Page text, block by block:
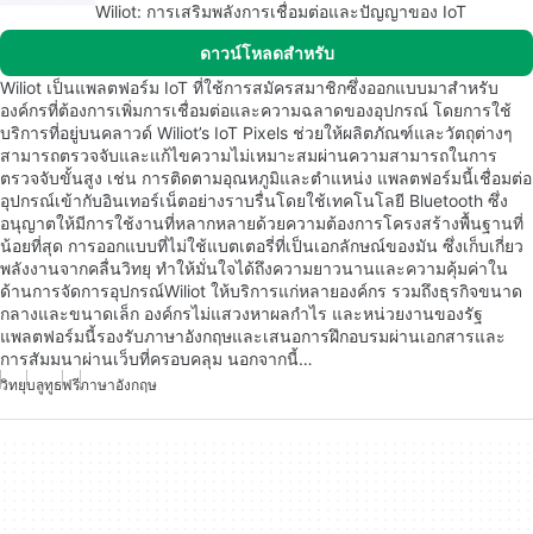
Wiliot: การเสริมพลังการเชื่อมต่อและปัญญาของ IoT
ดาวน์โหลดสำหรับ
Wiliot เป็นแพลตฟอร์ม IoT ที่ใช้การสมัครสมาชิกซึ่งออกแบบมาสำหรับ
องค์กรที่ต้องการเพิ่มการเชื่อมต่อและความฉลาดของอุปกรณ์ โดยการใช้
บริการที่อยู่บนคลาวด์ Wiliot’s IoT Pixels ช่วยให้ผลิตภัณฑ์และวัตถุต่างๆ
สามารถตรวจจับและแก้ไขความไม่เหมาะสมผ่านความสามารถในการ
ตรวจจับขั้นสูง เช่น การติดตามอุณหภูมิและตำแหน่ง แพลตฟอร์มนี้เชื่อมต่อ
อุปกรณ์เข้ากับอินเทอร์เน็ตอย่างราบรื่นโดยใช้เทคโนโลยี Bluetooth ซึ่ง
อนุญาตให้มีการใช้งานที่หลากหลายด้วยความต้องการโครงสร้างพื้นฐานที่
น้อยที่สุด การออกแบบที่ไม่ใช้แบตเตอรี่ที่เป็นเอกลักษณ์ของมัน ซึ่งเก็บเกี่ยว
พลังงานจากคลื่นวิทยุ ทำให้มั่นใจได้ถึงความยาวนานและความคุ้มค่าใน
ด้านการจัดการอุปกรณ์Wiliot ให้บริการแก่หลายองค์กร รวมถึงธุรกิจขนาด
กลางและขนาดเล็ก องค์กรไม่แสวงหาผลกำไร และหน่วยงานของรัฐ
แพลตฟอร์มนี้รองรับภาษาอังกฤษและเสนอการฝึกอบรมผ่านเอกสารและ
การสัมมนาผ่านเว็บที่ครอบคลุม นอกจากนี้…
วิทยุบลูทูธฟรีภาษาอังกฤษ